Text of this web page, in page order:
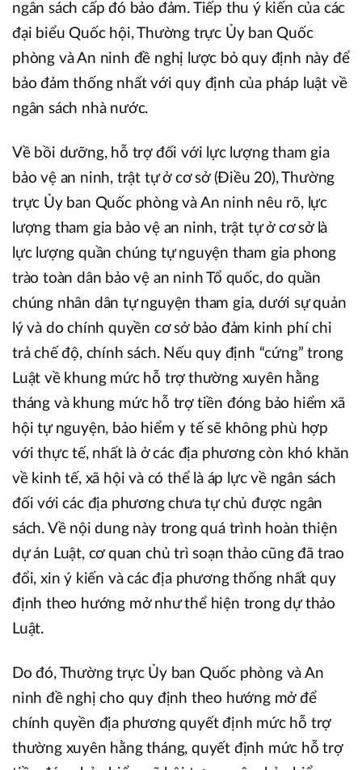
ngân sách cấp đó bảo đảm. Tiếp thu ý kiến của các
đại biểu Quốc hội, Thường trực Ủy ban Quốc
phòng và An ninh đề nghị lược bỏ quy định này để
bảo đảm thống nhất với quy định của pháp luật về
ngân sách nhà nước.
Về bồi dưỡng, hỗ trợ đối với lực lượng tham gia
bảo vệ an ninh, trật tự ở cơ sở (Điều 20), Thường
trực Ủy ban Quốc phòng và An ninh nêu rõ, lực
lượng tham gia bảo vệ an ninh, trật tự ở cơ sở là
lực lượng quần chúng tự nguyện tham gia phong
trào toàn dân bảo vệ an ninh Tổ quốc, do quần
chúng nhân dân tự nguyện tham gia, dưới sự quản
lý và do chính quyền cơ sở bảo đảm kinh phí chi
trả chế độ, chính sách. Nếu quy định “cứng” trong
Luật về khung mức hỗ trợ thường xuyên hằng
tháng và khung mức hỗ trợ tiền đóng bảo hiểm xã
hội tự nguyện, bảo hiểm y tế sẽ không phù hợp
với thực tế, nhất là ở các địa phương còn khó khăn
về kinh tế, xã hội và có thể là áp lực về ngân sách
đối với các địa phương chưa tự chủ được ngân
sách. Về nội dung này trong quá trình hoàn thiện
dự án Luật, cơ quan chủ trì soạn thảo cũng đã trao
đổi, xin ý kiến và các địa phương thống nhất quy
định theo hướng mở như thể hiện trong dự thảo
Luật.
Do đó, Thường trực Ủy ban Quốc phòng và An
ninh đề nghị cho quy định theo hướng mở để
chính quyền địa phương quyết định mức hỗ trợ
thường xuyên hằng tháng, quyết định mức hỗ trợ